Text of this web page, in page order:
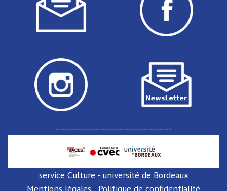
--------------------------------------
service Culture - université de Bordeaux